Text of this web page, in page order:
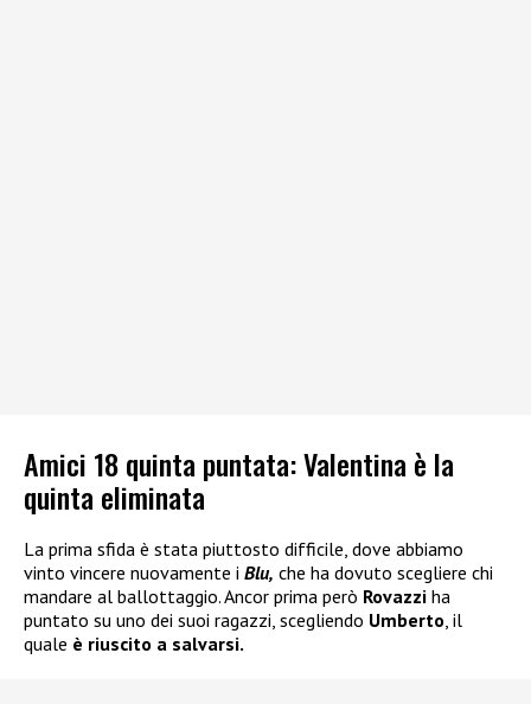
Amici 18 quinta puntata: Valentina è la
quinta eliminata
La prima sfida è stata piuttosto difficile, dove abbiamo
vinto vincere nuovamente i Blu, che ha dovuto scegliere chi
mandare al ballottaggio. Ancor prima però Rovazzi ha
puntato su uno dei suoi ragazzi, scegliendo Umberto , il
quale è riuscito a salvarsi.